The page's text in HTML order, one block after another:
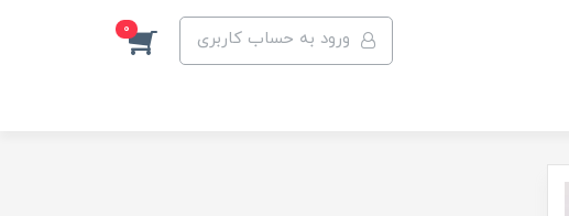
ورود به حساب کاربری 0